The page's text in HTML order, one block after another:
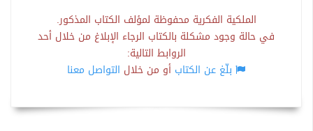
الملكية الفكرية محفوظة لمؤلف الكتاب المذكور.
في حالة وجود مشكلة بالكتاب الرجاء الإبلاغ من خلال أحد
الروابط التالية:
بلّغ عن الكتاب أو من خلال التواصل معنا